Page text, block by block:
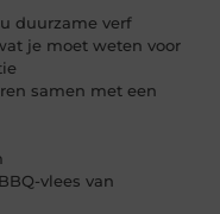
duurzame verf
je moet weten voor
samen met een
vlees van